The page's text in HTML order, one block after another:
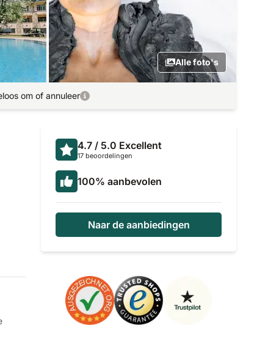
Alle foto's
om of annuleer
4.7 / 5.0 Excellent
17 beoordelingen
100% aanbevolen
Naar de aanbiedingen